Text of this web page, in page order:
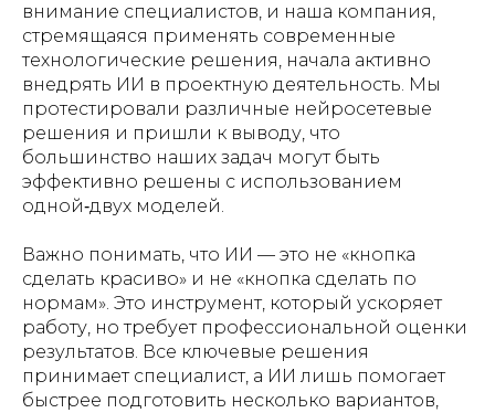
внимание специалистов, и наша компания,
стремящаяся применять современные
технологические решения, начала активно
внедрять ИИ в проектную деятельность. Мы
протестировали различные нейросетевые
решения и пришли к выводу, что
большинство наших задач могут быть
эффективно решены с использованием
одной‑двух моделей.
Важно понимать, что ИИ — это не «кнопка
сделать красиво» и не «кнопка сделать по
нормам». Это инструмент, который ускоряет
работу, но требует профессиональной оценки
результатов. Все ключевые решения
принимает специалист, а ИИ лишь помогает
быстрее подготовить несколько вариантов,